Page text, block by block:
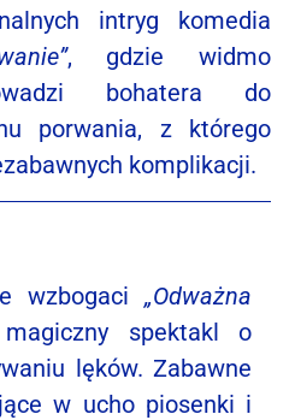
intryg komedia
, gdzie widmo
bohatera do
porwania, z którego
komplikacji.
wzbogaci „Odważna
spektakl o
lęków. Zabawne
w ucho piosenki i